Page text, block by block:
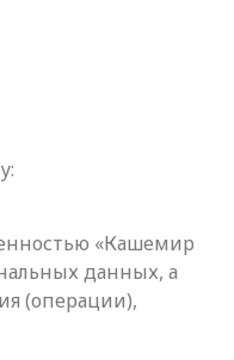
«Кашемир
данных, а
(операции),